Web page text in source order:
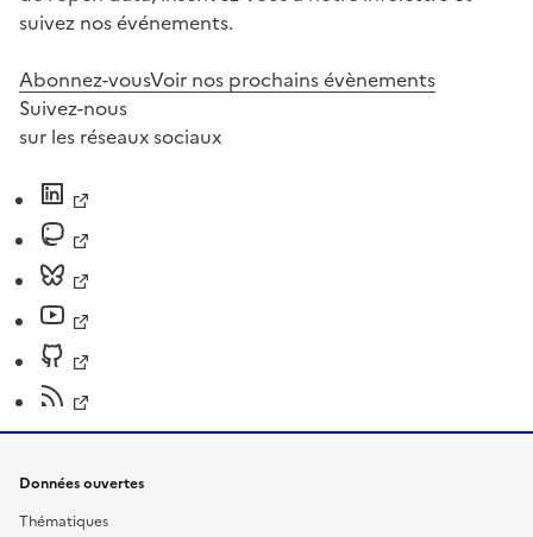
suivez nos événements.
Abonnez-vousVoir nos prochains évènements
Suivez-nous
sur les réseaux sociaux
Données ouvertes
Thématiques